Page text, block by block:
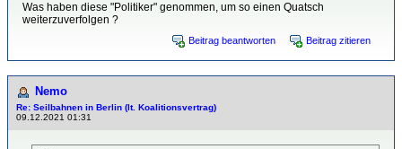
Was haben diese "Politiker" genommen, um so einen Quatsch
weiterzuverfolgen ?
Beitrag beantworten Beitrag zitieren
Nemo
Re: Seilbahnen in Berlin (lt. Koalitionsvertrag)
09.12.2021 01:31